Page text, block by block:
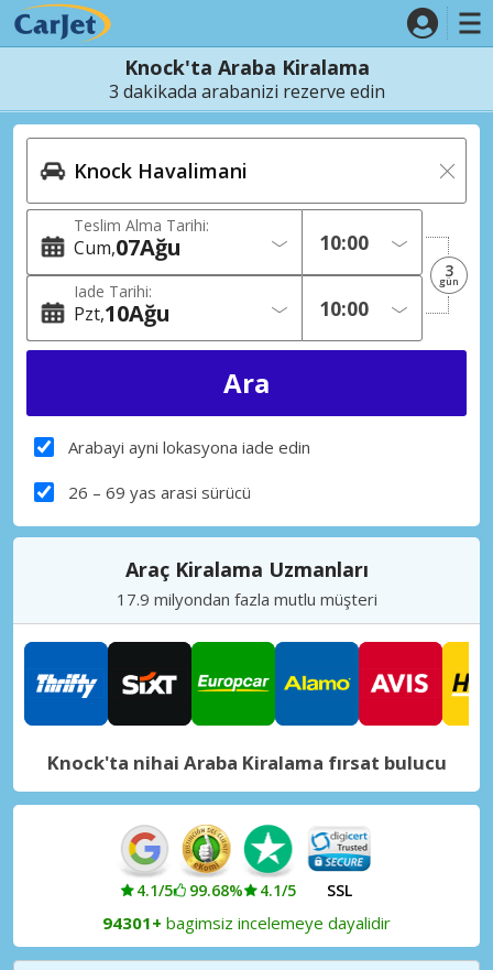
Knock'ta Araba Kiralama
3 dakikada arabanizi rezerve edin
Teslim Alma Tarihi:
Cum 07Ağu
Iade Tarihi:
Pzt 10Ağu
3
gün
Arabayi ayni lokasyona iade edin
26 – 69 yas arasi sürücü
Araç Kiralama Uzmanları
17.9 milyondan fazla mutlu müşteri
Knock'ta nihai Araba Kiralama fırsat bulucu
4.1/5 99.68% 4.1/5 SSL
94301+ bagimsiz incelemeye dayalidir